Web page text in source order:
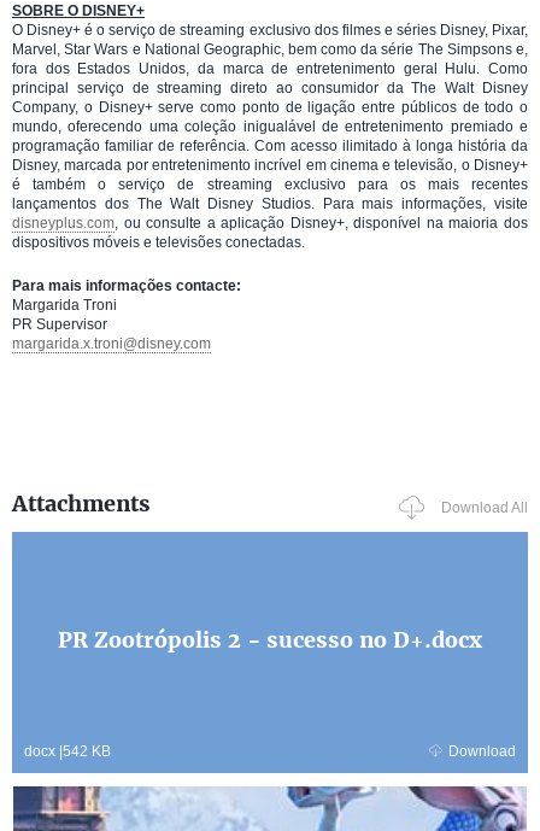
SOBRE O DISNEY+
O Disney+ é o serviço de streaming exclusivo dos filmes e séries Disney, Pixar,
Marvel, Star Wars e National Geographic, bem como da série The Simpsons e,
fora dos Estados Unidos, da marca de entretenimento geral Hulu. Como
principal serviço de streaming direto ao consumidor da The Walt Disney
Company, o Disney+ serve como ponto de ligação entre públicos de todo o
mundo, oferecendo uma coleção inigualável de entretenimento premiado e
programação familiar de referência. Com acesso ilimitado à longa história da
Disney, marcada por entretenimento incrível em cinema e televisão, o Disney+
é também o serviço de streaming exclusivo para os mais recentes
lançamentos dos The Walt Disney Studios. Para mais informações, visite
disneyplus.com , ou consulte a aplicação Disney+, disponível na maioria dos
dispositivos móveis e televisões conectadas.
Para mais informações contacte:
Margarida Troni
PR Supervisor
margarida.x.troni@disney.com
Attachments Download All
PR Zootrópolis 2 - sucesso no D+.docx
docx |542 KB Download